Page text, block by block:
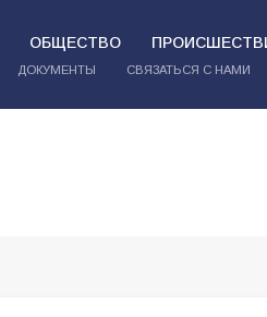
ОБЩЕСТВО
ДОКУМЕНТЫ СВЯЗАТЬСЯ С НАМИ